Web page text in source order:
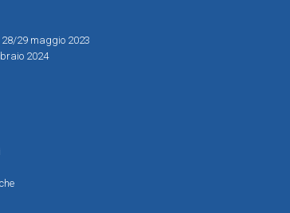
29 maggio 2023
2024